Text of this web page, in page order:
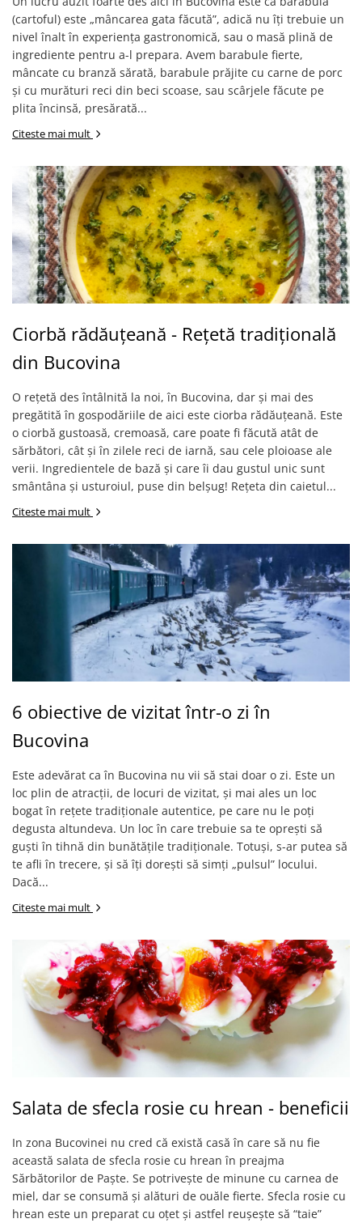
(cartoful) este „mâncarea gata făcută”, adică nu îți trebuie un
nivel înalt în experiența gastronomică, sau o masă plină de
ingrediente pentru a-l prepara. Avem barabule fierte,
mâncate cu branză sărată, barabule prăjite cu carne de porc
și cu murături reci din beci scoase, sau scârjele făcute pe
plita încinsă, presărată...
Citeste mai mult
Ciorbă rădăuțeană - Rețetă tradițională
din Bucovina
O rețetă des întâlnită la noi, în Bucovina, dar și mai des
pregătită în gospodăriile de aici este ciorba rădăuțeană. Este
o ciorbă gustoasă, cremoasă, care poate fi făcută atât de
sărbători, cât și în zilele reci de iarnă, sau cele ploioase ale
verii. Ingredientele de bază și care îi dau gustul unic sunt
smântâna și usturoiul, puse din belșug! Rețeta din caietul...
Citeste mai mult
6 obiective de vizitat într-o zi în
Bucovina
Este adevărat ca în Bucovina nu vii să stai doar o zi. Este un
loc plin de atracții, de locuri de vizitat, și mai ales un loc
bogat în rețete tradiționale autentice, pe care nu le poți
degusta altundeva. Un loc în care trebuie sa te oprești să
guști în tihnă din bunătățile tradiționale. Totuși, s-ar putea să
te afli în trecere, și să îți dorești să simți „pulsul” locului.
Dacă...
Citeste mai mult
Salata de sfecla rosie cu hrean - beneficii
In zona Bucovinei nu cred că există casă în care să nu fie
această salata de sfecla rosie cu hrean în preajma
Sărbătorilor de Paște. Se potrivește de minune cu carnea de
miel, dar se consumă și alături de ouăle fierte. Sfecla rosie cu
hrean este un preparat cu oțet și astfel reușește să “taie”